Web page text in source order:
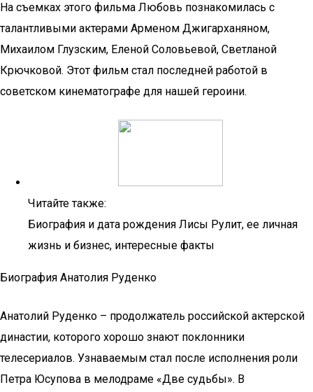
На съемках этого фильма Любовь познакомилась с
талантливыми актерами Арменом Джигарханяном,
Михаилом Глузским, Еленой Соловьевой, Светланой
Крючковой. Этот фильм стал последней работой в
советском кинематографе для нашей героини.
Читайте также:
Биография и дата рождения Лисы Рулит, ее личная
жизнь и бизнес, интересные факты
Биография Анатолия Руденко
Анатолий Руденко – продолжатель российской актерской
династии, которого хорошо знают поклонники
телесериалов. Узнаваемым стал после исполнения роли
Петра Юсупова в мелодраме «Две судьбы». В